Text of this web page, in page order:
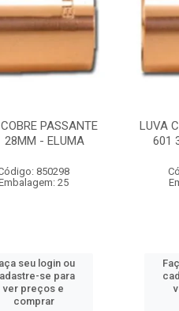
PASSANTE
28MM - ELUMA
850298
25
seu login ou
se para
ver preços e
comprar
LUVA
601